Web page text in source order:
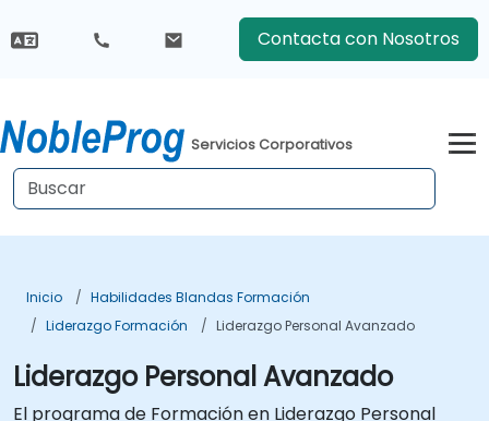
Contacta con Nosotros
Servicios Corporativos
Inicio
Habilidades Blandas Formación
Liderazgo Formación
Liderazgo Personal Avanzado
Liderazgo Personal Avanzado
El programa de Formación en Liderazgo Personal